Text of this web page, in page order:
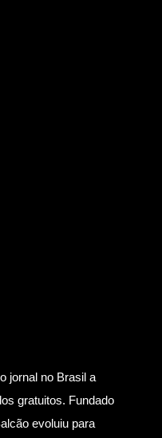
jornal no Brasil a
gratuitos. Fundado
evoluiu para